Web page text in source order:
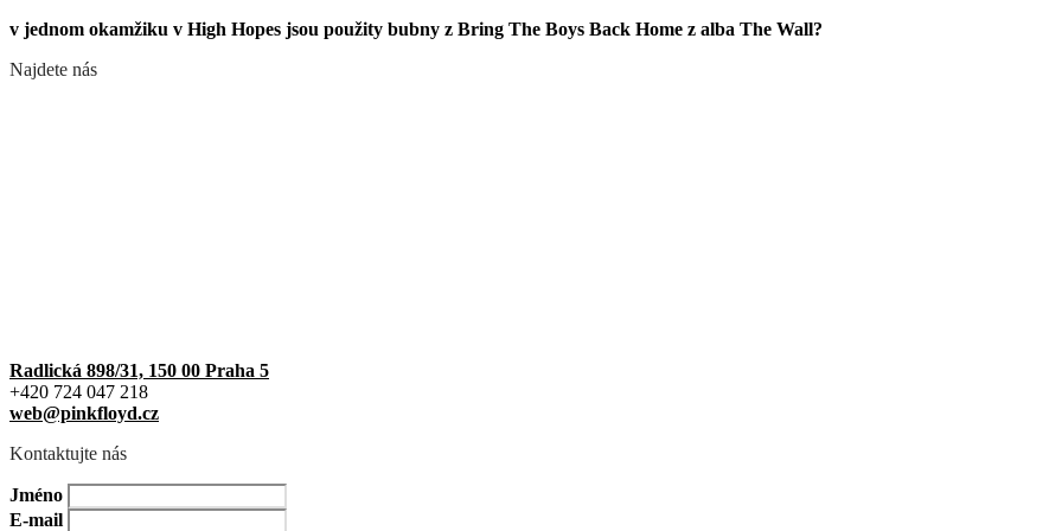
v jednom okamžiku v High Hopes jsou použity bubny z Bring The Boys Back Home z alba The Wall?
Najdete nás
Radlická 898/31, 150 00 Praha 5
+420 724 047 218
web@pinkfloyd.cz
Kontaktujte nás
Jméno
E-mail